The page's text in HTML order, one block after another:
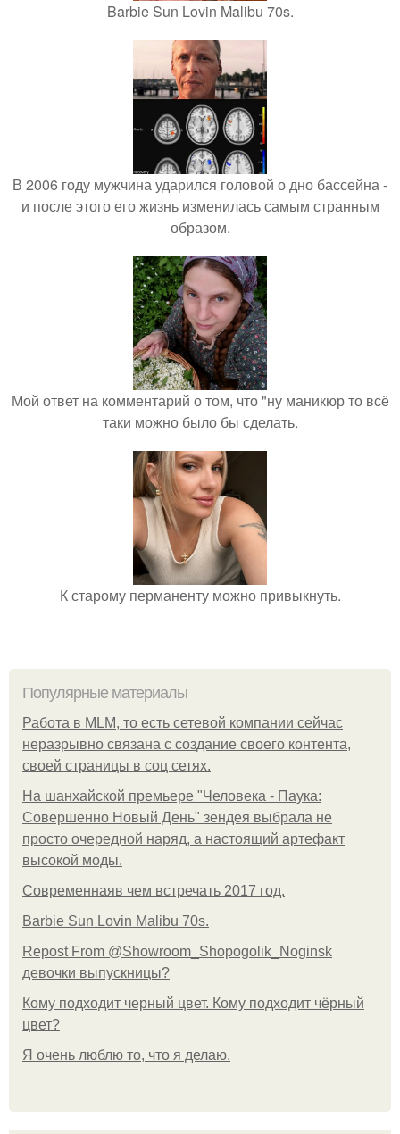
Barbie Sun Lovin Malibu 70s.
В 2006 году мужчина ударился головой о дно бассейна -
и после этого его жизнь изменилась самым странным
образом.
Мой ответ на комментарий о том, что "ну маникюр то всё
таки можно было бы сделать.
К старому перманенту можно привыкнуть.
Популярные материалы
Работа в MLM, то есть сетевой компании сейчас
неразрывно связана с создание своего контента,
своей страницы в соц сетях.
На шанхайской премьере "Человека - Паука:
Совершенно Новый День" зендея выбрала не
просто очередной наряд, а настоящий артефакт
высокой моды.
Современнаяв чем встречать 2017 год.
Barbie Sun Lovin Malibu 70s.
Repost From @Showroom_Shopogolik_Noginsk
девочки выпускницы?
Кому подходит черный цвет. Кому подходит чёрный
цвет?
Я очень люблю то, что я делаю.